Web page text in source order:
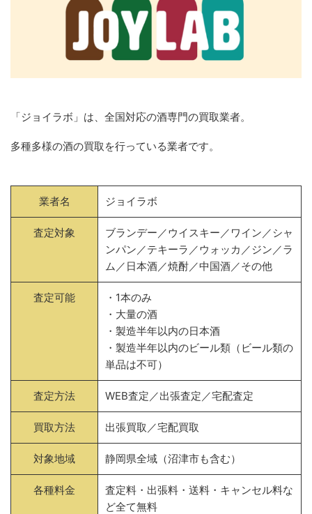
「ジョイラボ」は、全国対応の酒専門の買取業者。
多種多様の酒の買取を行っている業者です。
業者名 ジョイラボ
査定対象
ブランデー／ウイスキー／ワイン／シャ
ンパン／テキーラ／ウォッカ／ジン／ラ
ム／日本酒／焼酎／中国酒／その他
査定可能
・1本のみ
・大量の酒
・製造半年以内の日本酒
・製造半年以内のビール類（ビール類の
単品は不可）
査定方法 WEB査定／出張査定／宅配査定
買取方法 出張買取／宅配買取
対象地域 静岡県全域（沼津市も含む）
各種料金
査定料・出張料・送料・キャンセル料な
ど全て無料